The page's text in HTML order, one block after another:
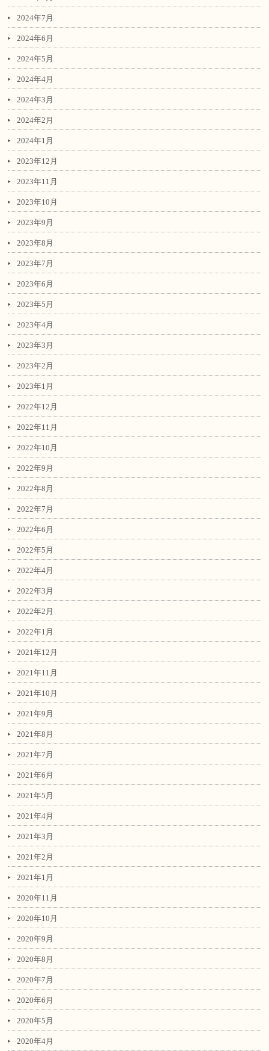
2024年7月
2024年6月
2024年5月
2024年4月
2024年3月
2024年2月
2024年1月
2023年12月
2023年11月
2023年10月
2023年9月
2023年8月
2023年7月
2023年6月
2023年5月
2023年4月
2023年3月
2023年2月
2023年1月
2022年12月
2022年11月
2022年10月
2022年9月
2022年8月
2022年7月
2022年6月
2022年5月
2022年4月
2022年3月
2022年2月
2022年1月
2021年12月
2021年11月
2021年10月
2021年9月
2021年8月
2021年7月
2021年6月
2021年5月
2021年4月
2021年3月
2021年2月
2021年1月
2020年11月
2020年10月
2020年9月
2020年8月
2020年7月
2020年6月
2020年5月
2020年4月